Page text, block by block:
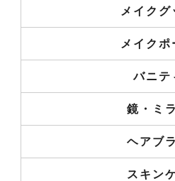
メイクグ
メイクポ
バニテ
鏡・ミ
ヘアブ
スキン